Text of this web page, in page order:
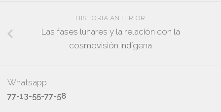
HISTORIA ANTERIOR
Las fases lunares y la relación con la
cosmovisión indígena
Whatsapp
77-13-55-77-58